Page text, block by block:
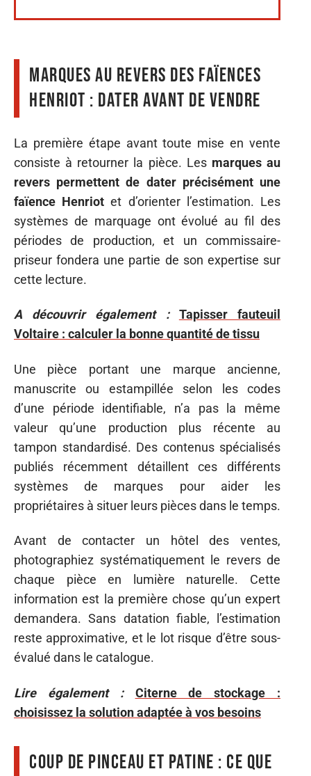
Marques au revers des faïences
Henriot : dater avant de vendre
La première étape avant toute mise en vente
consiste à retourner la pièce. Les marques au
revers permettent de dater précisément une
faïence Henriot et d’orienter l’estimation. Les
systèmes de marquage ont évolué au fil des
périodes de production, et un commissaire-
priseur fondera une partie de son expertise sur
cette lecture.
A découvrir également :
Tapisser fauteuil
Voltaire : calculer la bonne quantité de tissu
Une pièce portant une marque ancienne,
manuscrite ou estampillée selon les codes
d’une période identifiable, n’a pas la même
valeur qu’une production plus récente au
tampon standardisé. Des contenus spécialisés
publiés récemment détaillent ces différents
systèmes de marques pour aider les
propriétaires à situer leurs pièces dans le temps.
Avant de contacter un hôtel des ventes,
photographiez systématiquement le revers de
chaque pièce en lumière naturelle. Cette
information est la première chose qu’un expert
demandera. Sans datation fiable, l’estimation
reste approximative, et le lot risque d’être sous-
évalué dans le catalogue.
Lire également :
Citerne de stockage :
choisissez la solution adaptée à vos besoins
Coup de pinceau et patine : ce que